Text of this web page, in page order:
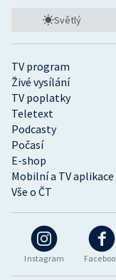
Instagram
TV program
Živé vysílání
TV poplatky
Teletext
Podcasty
Počasí
E-shop
Mobilní a TV aplikace
Vše o ČT
Světlý